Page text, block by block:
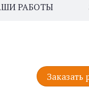
РАБОТЫ
Заказать